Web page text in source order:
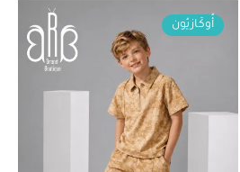
أُوكَازيُون